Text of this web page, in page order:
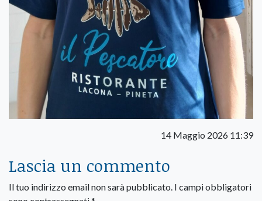
14 Maggio 2026 11:39
Lascia un commento
Il tuo indirizzo email non sarà pubblicato. I campi obbligatori